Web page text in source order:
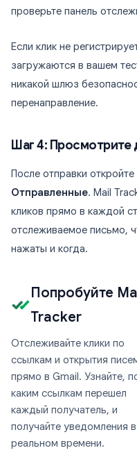
проверьте панель
Если клик не
загружаются в вашем
никакой шлюз
перенаправление.
Шаг 4: Просмотрите
После отправки
Отправленные. Mail
кликов прямо в каждой
отслеживаемое письмо,
нажаты и когда.
Попробуйте
Tracker
Отслеживайте клики по
ссылкам и открытия
прямо в Gmail. Узнайте,
каким ссылкам перешел
каждый получатель, и
получайте уведомления в
реальном времени.